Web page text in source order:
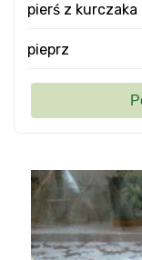
pierś z kurczaka
pieprz